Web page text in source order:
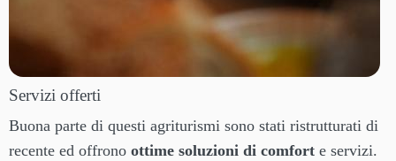
Servizi offerti
Buona parte di questi agriturismi sono stati ristrutturati di
recente ed offrono ottime soluzioni di comfort e servizi.